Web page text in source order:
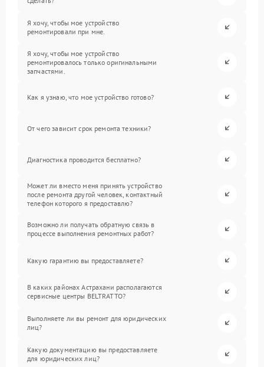
Я хочу, чтобы мое устройство
ремонтировали при мне.
Я хочу, чтобы мое устройство
ремонтировалось только оригинальными
запчастями.
Как я узнаю, что мое устройство готово?
От чего зависит срок ремонта техники?
Диагностика проводится бесплатно?
Может ли вместо меня принять устройство
после ремонта другой человек, контактный
телефон которого я предоставлю?
Возможно ли получать обратную связь в
процессе выполнения ремонтных работ?
Какую гарантию вы предоставляете?
В каких районах Астрахани располагаются
сервисные центры BELTRATTO?
Выполняете ли вы ремонт для юридических
лиц?
Какую документацию вы предоставляете
для юридических лиц?